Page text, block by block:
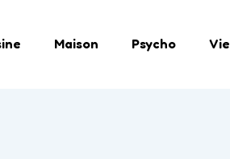
Maison Psycho Vie